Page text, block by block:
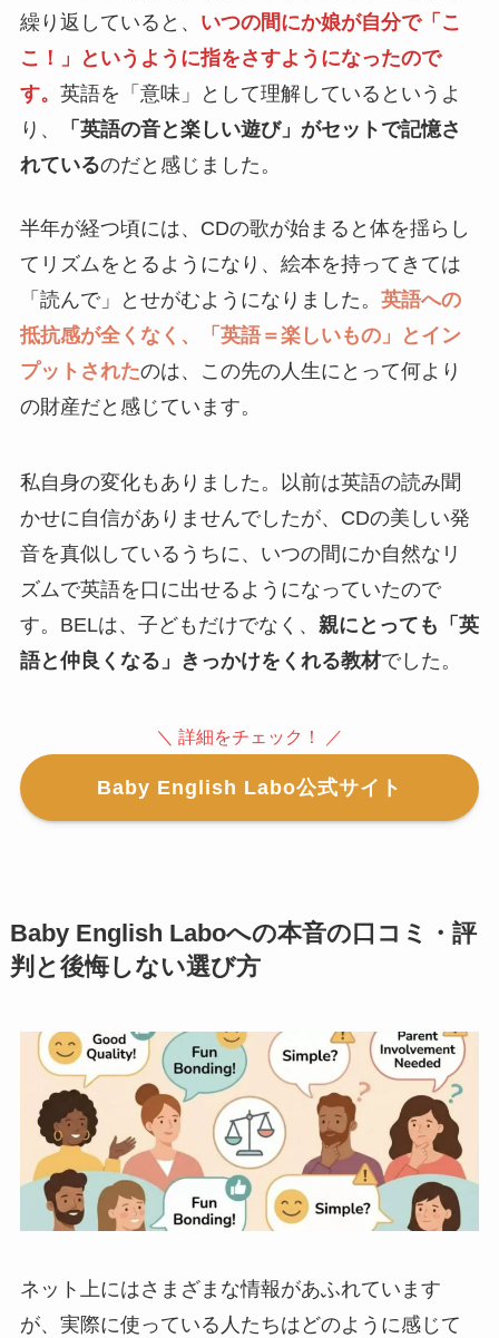
繰り返していると、 いつの間にか娘が自分で「こ
こ！」というように指をさすようになったので
す。 英語を「意味」として理解しているというよ
り、
「英語の音と楽しい遊び」がセットで記憶さ
れているのだと感じました。
半年が経つ頃には、CDの歌が始まると体を揺らし
てリズムをとるようになり、絵本を持ってきては
「読んで」とせがむようになりました。 英語への
抵抗感が全くなく、「英語＝楽しいもの」とイン
プットされたのは、この先の人生にとって何より
の財産だと感じています。
私自身の変化もありました。以前は英語の読み聞
かせに自信がありませんでしたが、CDの美しい発
音を真似しているうちに、いつの間にか自然なリ
ズムで英語を口に出せるようになっていたので
す。BELは、子どもだけでなく、 親にとっても「英
語と仲良くなる」きっかけをくれる教材でした。
＼ 詳細をチェック！ ／
Baby English Labo公式サイト
Baby English Laboへの本音の口コミ・評
判と後悔しない選び方
ネット上にはさまざまな情報があふれています
が、実際に使っている人たちはどのように感じて